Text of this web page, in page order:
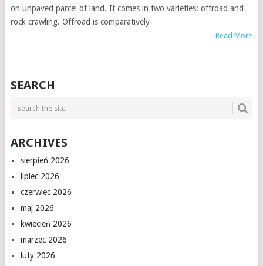
on unpaved parcel of land. It comes in two varieties: offroad and
rock crawling. Offroad is comparatively
Read More
SEARCH
ARCHIVES
sierpień 2026
lipiec 2026
czerwiec 2026
maj 2026
kwiecień 2026
marzec 2026
luty 2026